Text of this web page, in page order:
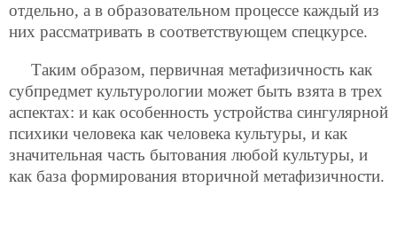
отдельно, а в образовательном процессе каждый из
них рассматривать в соответствующем спецкурсе.
Таким образом, первичная метафизичность как
субпредмет культурологии может быть взята в трех
аспектах: и как особенность устройства сингулярной
психики человека как человека культуры, и как
значительная часть бытования любой культуры, и
как база формирования вторичной метафизичности.